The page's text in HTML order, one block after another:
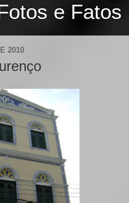
e Fatos
2010